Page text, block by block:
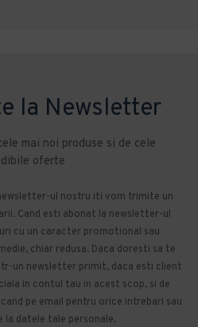
la Newsletter
mai noi produse si de cele
oferte
ul nostru iti vom trimite un
Cand esti abonat la newsletter-ul
cu un caracter promotional sau
chiar redusa. Daca doresti sa te
un newsletter primit, daca esti client
in contul tau in acest scop, si de
pe email pentru orice intrebari sau
la datele tale personale.